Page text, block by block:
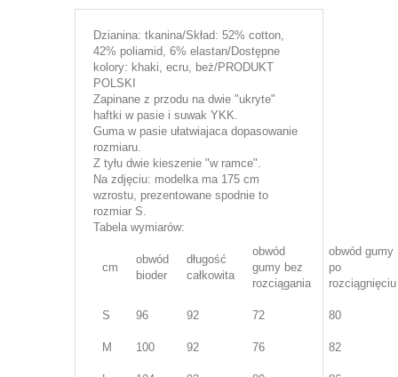
Dzianina: tkanina/Skład: 52% cotton,
42% poliamid, 6% elastan/Dostępne
kolory: khaki, ecru, beż/PRODUKT
POLSKI
Zapinane z przodu na dwie "ukryte"
haftki w pasie i suwak YKK.
Guma w pasie ułatwiajaca dopasowanie
rozmiaru.
Z tyłu dwie kieszenie "w ramce".
Na zdjęciu: modelka ma 175 cm
wzrostu, prezentowane spodnie to
rozmiar S.
Tabela wymiarów:
cm
obwód
bioder
długość
całkowita
obwód
gumy bez
rozciągania
obwód gumy
po
rozciągnięciu
S 96 92 72 80
M 100 92 76 82